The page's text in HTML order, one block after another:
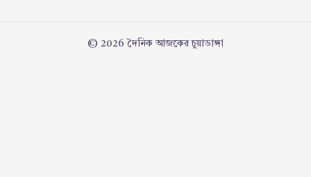
© 2026 দৈনিক আজকের চুয়াডাঙ্গা